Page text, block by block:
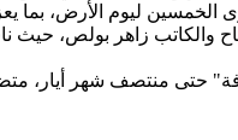
والكاتب زاهر بولص، حيث